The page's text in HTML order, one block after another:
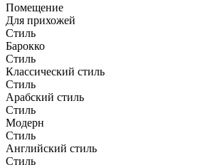
Помещение
Для прихожей
Стиль
Барокко
Стиль
Классический стиль
Стиль
Арабский стиль
Стиль
Модерн
Стиль
Английский стиль
Стиль